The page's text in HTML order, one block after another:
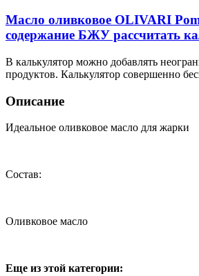
Масло оливковое OLIVARI
содержание БЖУ рассчитать
В калькулятор можно добавлять
продуктов. Калькулятор совершенно
Описание
Идеальное оливковое масло для жарки
Состав:
Оливковое масло
Еще из этой категории: